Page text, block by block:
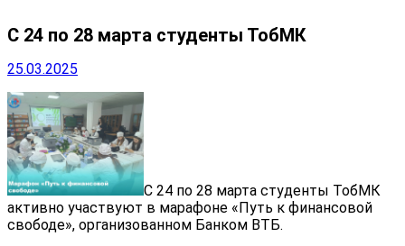
С 24 по 28 марта студенты ТобМК
25.03.2025
С 24 по 28 марта студенты ТобМК
активно участвуют в марафоне «Путь к финансовой
свободе», организованном Банком ВТБ.